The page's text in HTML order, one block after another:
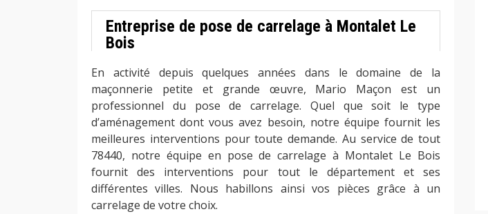
Entreprise de pose de carrelage à Montalet Le
Bois
En activité depuis quelques années dans le domaine de la
maçonnerie petite et grande œuvre, Mario Maçon est un
professionnel du pose de carrelage. Quel que soit le type
d’aménagement dont vous avez besoin, notre équipe fournit les
meilleures interventions pour toute demande. Au service de tout
78440, notre équipe en pose de carrelage à Montalet Le Bois
fournit des interventions pour tout le département et ses
différentes villes. Nous habillons ainsi vos pièces grâce à un
carrelage de votre choix.